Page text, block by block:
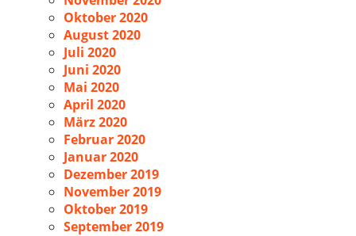
Oktober 2020
August 2020
Juli 2020
Juni 2020
Mai 2020
April 2020
März 2020
Februar 2020
Januar 2020
Dezember 2019
November 2019
Oktober 2019
September 2019